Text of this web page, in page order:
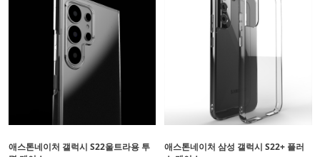
애스톤네이처 갤럭시 S22울트라용 투
애스톤네이처 삼성 갤럭시 S22+ 플러